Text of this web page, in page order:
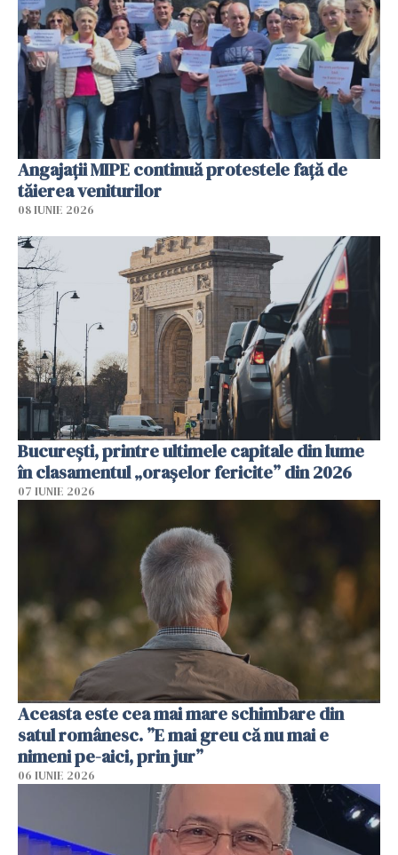
Angajaţii MIPE continuă protestele faţă de
tăierea veniturilor
08 IUNIE 2026
București, printre ultimele capitale din lume
în clasamentul „orașelor fericite” din 2026
07 IUNIE 2026
Aceasta este cea mai mare schimbare din
satul românesc. ”E mai greu că nu mai e
nimeni pe-aici, prin jur”
06 IUNIE 2026